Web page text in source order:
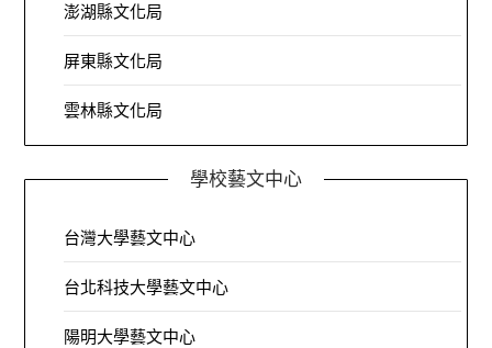
澎湖縣文化局
屏東縣文化局
雲林縣文化局
學校藝文中心
台灣大學藝文中心
台北科技大學藝文中心
陽明大學藝文中心